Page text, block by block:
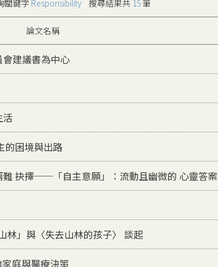
關鍵字 Responsibility搜尋結果共 15筆
論文名稱
建議書為中心
活
困境與出路
難 抉擇──「自主意願」：流動且幽微的 心靈答案
林」與〈失去山林的孩子〉 談起
庭與醫療決策